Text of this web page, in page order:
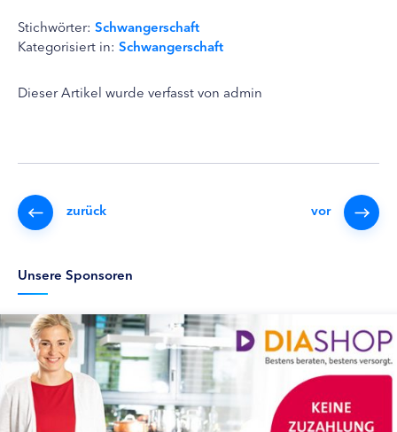
Stichwörter: Schwangerschaft
Kategorisiert in: Schwangerschaft
Dieser Artikel wurde verfasst von admin
zurück vor
Unsere Sponsoren